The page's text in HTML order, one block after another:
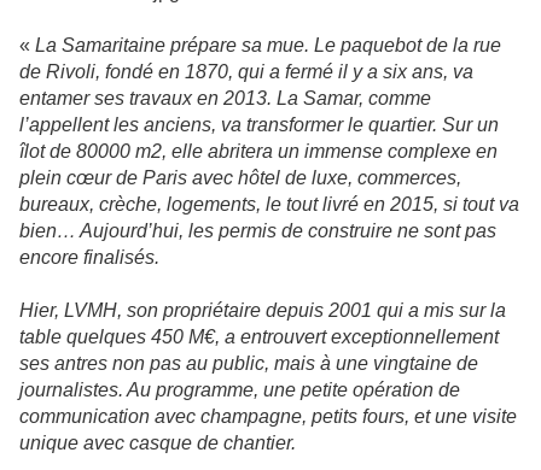
« La Samaritaine prépare sa mue. Le paquebot de la rue
de Rivoli, fondé en 1870, qui a fermé il y a six ans, va
entamer ses travaux en 2013. La Samar, comme
l’appellent les anciens, va transformer le quartier. Sur un
îlot de 80000 m2, elle abritera un immense complexe en
plein cœur de Paris avec hôtel de luxe, commerces,
bureaux, crèche, logements, le tout livré en 2015, si tout va
bien… Aujourd’hui, les permis de construire ne sont pas
encore finalisés.
Hier, LVMH, son propriétaire depuis 2001 qui a mis sur la
table quelques 450 M€, a entrouvert exceptionnellement
ses antres non pas au public, mais à une vingtaine de
journalistes. Au programme, une petite opération de
communication avec champagne, petits fours, et une visite
unique avec casque de chantier.